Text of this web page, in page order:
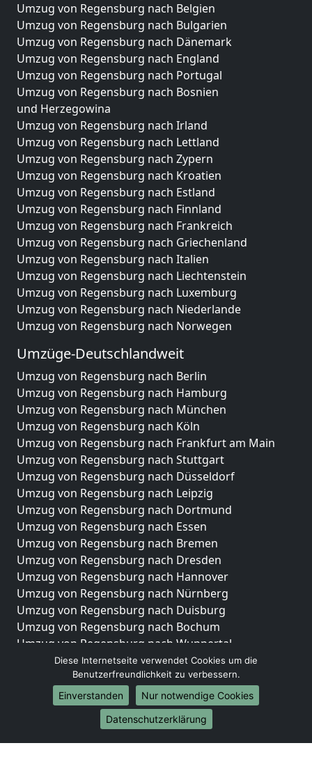
Umzug von Regensburg nach Belgien
Umzug von Regensburg nach Bulgarien
Umzug von Regensburg nach Dänemark
Umzug von Regensburg nach England
Umzug von Regensburg nach Portugal
Umzug von Regensburg nach Bosnien
und Herzegowina
Umzug von Regensburg nach Irland
Umzug von Regensburg nach Lettland
Umzug von Regensburg nach Zypern
Umzug von Regensburg nach Kroatien
Umzug von Regensburg nach Estland
Umzug von Regensburg nach Finnland
Umzug von Regensburg nach Frankreich
Umzug von Regensburg nach Griechenland
Umzug von Regensburg nach Italien
Umzug von Regensburg nach Liechtenstein
Umzug von Regensburg nach Luxemburg
Umzug von Regensburg nach Niederlande
Umzug von Regensburg nach Norwegen
Umzüge-Deutschlandweit
Umzug von Regensburg nach Berlin
Umzug von Regensburg nach Hamburg
Umzug von Regensburg nach München
Umzug von Regensburg nach Köln
Umzug von Regensburg nach Frankfurt am Main
Umzug von Regensburg nach Stuttgart
Umzug von Regensburg nach Düsseldorf
Umzug von Regensburg nach Leipzig
Umzug von Regensburg nach Dortmund
Umzug von Regensburg nach Essen
Umzug von Regensburg nach Bremen
Umzug von Regensburg nach Dresden
Umzug von Regensburg nach Hannover
Umzug von Regensburg nach Nürnberg
Umzug von Regensburg nach Duisburg
Umzug von Regensburg nach Bochum
Umzug von Regensburg nach Wuppertal
Umzug von Regensburg nach Bielefeld
Umzug von Regensburg nach Bonn
Umzug von Regensburg nach Münster
Internationale-Umzüge
Umzug von Regensburg nach Brasilien
Diese Internetseite verwendet Cookies um die
Benutzerfreundlichkeit zu verbessern.
Einverstanden
Nur notwendige Cookies
Datenschutzerklärung